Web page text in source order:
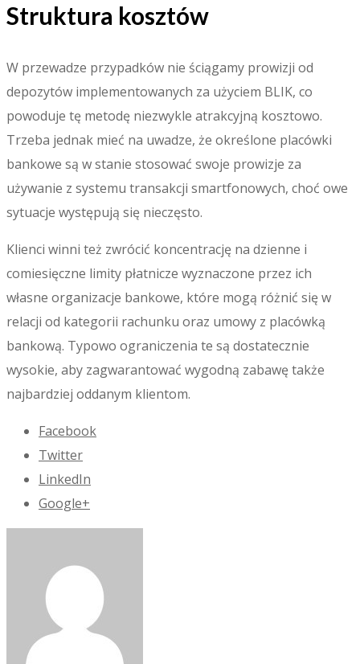
Struktura kosztów
W przewadze przypadków nie ściągamy prowizji od
depozytów implementowanych za użyciem BLIK, co
powoduje tę metodę niezwykle atrakcyjną kosztowo.
Trzeba jednak mieć na uwadze, że określone placówki
bankowe są w stanie stosować swoje prowizje za
używanie z systemu transakcji smartfonowych, choć owe
sytuacje występują się nieczęsto.
Klienci winni też zwrócić koncentrację na dzienne i
comiesięczne limity płatnicze wyznaczone przez ich
własne organizacje bankowe, które mogą różnić się w
relacji od kategorii rachunku oraz umowy z placówką
bankową. Typowo ograniczenia te są dostatecznie
wysokie, aby zagwarantować wygodną zabawę także
najbardziej oddanym klientom.
Facebook
Twitter
LinkedIn
Google+